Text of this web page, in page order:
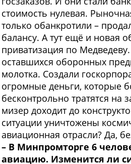
стоимость нулевая.
только обанкротили –
балансу. А тут ещё и новая
приватизация по
оставшихся оборонных
молотка. Создали
огромные деньги, которые
бесконтрольно тратятся на
мизер доходит до
ситуации уничтожены
авиационная отрасли? Да,
– В Минпромторге 6
авиацию. Изменится ли